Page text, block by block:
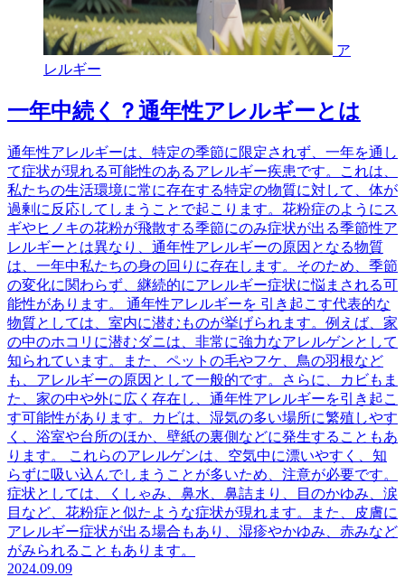
ア
レルギー
一年中続く？通年性アレルギーとは
通年性アレルギーは、特定の季節に限定されず、一年を通し
て症状が現れる可能性のあるアレルギー疾患です。これは、
私たちの生活環境に常に存在する特定の物質に対して、体が
過剰に反応してしまうことで起こります。花粉症のようにス
ギやヒノキの花粉が飛散する季節にのみ症状が出る季節性ア
レルギーとは異なり、通年性アレルギーの原因となる物質
は、一年中私たちの身の回りに存在します。そのため、季節
の変化に関わらず、継続的にアレルギー症状に悩まされる可
能性があります。 通年性アレルギーを 引き起こす代表的な
物質としては、室内に潜むものが挙げられます。例えば、家
の中のホコリに潜むダニは、非常に強力なアレルゲンとして
知られています。また、ペットの毛やフケ、鳥の羽根など
も、アレルギーの原因として一般的です。さらに、カビもま
た、家の中や外に広く存在し、通年性アレルギーを引き起こ
す可能性があります。カビは、湿気の多い場所に繁殖しやす
く、浴室や台所のほか、壁紙の裏側などに発生することもあ
ります。 これらのアレルゲンは、空気中に漂いやすく、知
らずに吸い込んでしまうことが多いため、注意が必要です。
症状としては、くしゃみ、鼻水、鼻詰まり、目のかゆみ、涙
目など、花粉症と似たような症状が現れます。また、皮膚に
アレルギー症状が出る場合もあり、湿疹やかゆみ、赤みなど
がみられることもあります。
2024.09.09